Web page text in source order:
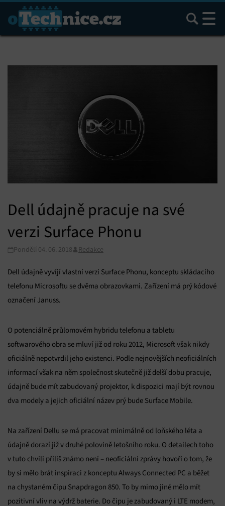
Hledat
Dell údajně pracuje na své
verzi Surface Phonu
Pondělí 04. 06. 2018 Redakce
Dell údajně vyvíjí vlastní verzi Surface Phonu, konceptu skládacího
telefonu Microsoftu se dvěma obrazovkami. Zařízení má prý kódové
označení Januss.
O potenciálně průlomovém hybridu telefonu a tabletu
softwarového obra se mluví již od roku 2012, Microsoft však nikdy
oficiálně nepotvrdil jeho existenci. Podle nejnovějších neoficiálních
informací však na něm společnost skutečně již delší dobu pracuje,
údajně bude mít zabudovaný projektor, k dispozici mají být rovnou
dva modely a jejich oficiální název prý bude Surface Mobile.
Na zařízení Dellu se má pracovat minimálně od loňského léta a
údajně dorazí již v druhé polovině letošního roku. O detailech toho
v tuto chvíli příliš známo není – neoficiální zprávy hovoří o tom, že
by si mělo brát inspiraci z konceptu Always Connected PC a běžet
na chystaném čipu Snapdragon 850. To by mimo jiné mělo mít
pozitivní vliv na výdrž baterie. Do čipu je zabudovaný i LTE modem,